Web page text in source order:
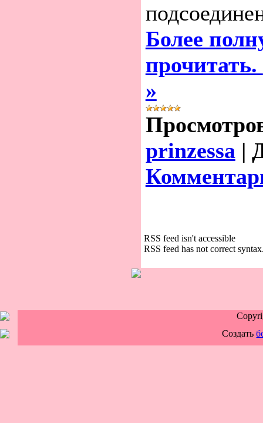
Более
прочитать.
»
prinzessa |
RSS feed isn't accessible
RSS feed has not correct
Создать